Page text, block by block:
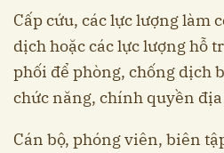
Cấp cứu, các lực lượng làm
dịch hoặc các lực lượng hỗ
phối để phòng, chống dịch
chức năng, chính quyền
Cán bộ, phóng viên, biên